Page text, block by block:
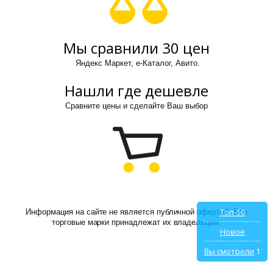
Мы сравнили 30 цен
Яндекс Маркет, е-Каталог, Авито.
Нашли где дешевле
Сравните цены и сделайте Ваш выбор
Информация на сайте не является публичной офертой. Все
торговые марки принадлежат их владельцам.
Топ-50
Новое
Вы смотрели 1